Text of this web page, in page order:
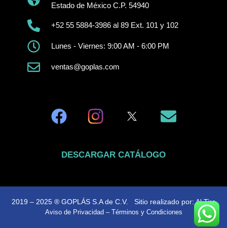
Estado de México C.P. 54940
+52 55 5884-3986 al 89 Ext. 101 y 102
Lunes - Viernes: 9:00 AM - 6:00 PM
ventas@goplas.com
DESCARGAR CATÁLOGO
2019 – 2025 ® GOPLÁS S.A de C.V. Sitio realizado por:Al Tiro
Aviso de Privacidad– Términos y Condiciones